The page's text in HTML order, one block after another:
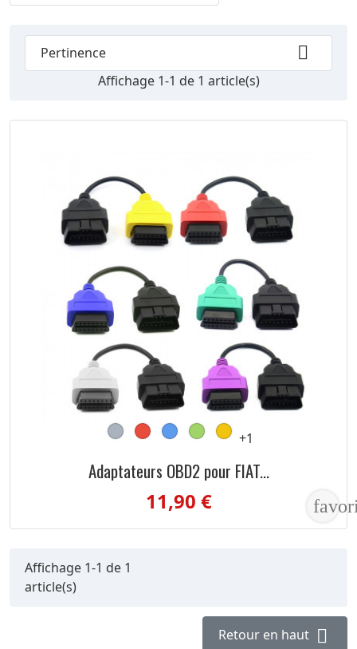
Pertinence 
Affichage 1-1 de 1 article(s)
+1
Adaptateurs OBD2 pour FIAT...
11,90 €
Affichage 1-1 de 1
article(s)
Retour en haut 